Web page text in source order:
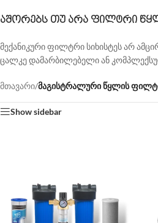
აშორებს თუ არა ფილტრი
მექანიკური ფილტრი სიხისტეს არ
ცალკე დამარბილებელი ან
მთავარი/მაგისტრალური წყლის
Show sidebar